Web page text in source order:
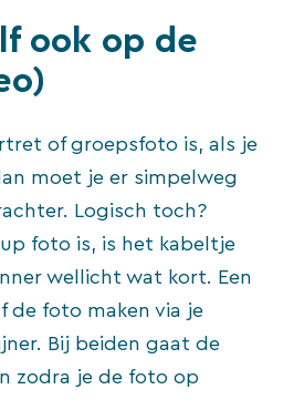
ook op de
of groepsfoto is, als je
moet je er simpelweg
Logisch toch?
foto is, is het kabeltje
wellicht wat kort. Een
de foto maken via je
Bij beiden gaat de
zodra je de foto op